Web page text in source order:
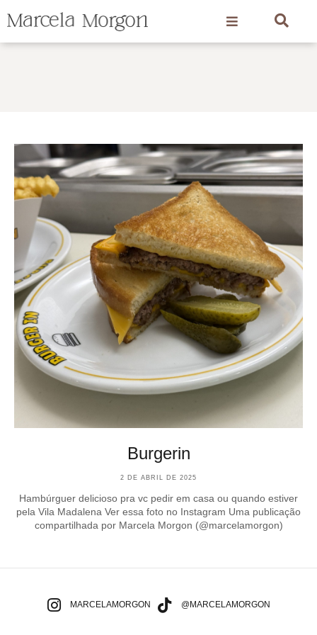
Burgerin
2 DE ABRIL DE 2025
Hambúrguer delicioso pra vc pedir em casa ou quando estiver
pela Vila Madalena Ver essa foto no Instagram Uma publicação
compartilhada por Marcela Morgon (@marcelamorgon)
MARCELAMORGON @MARCELAMORGON